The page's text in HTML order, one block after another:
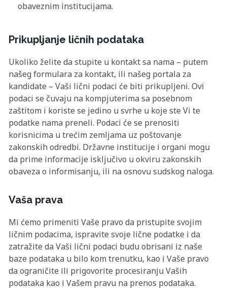
obaveznim institucijama.
Prikupljanje ličnih podataka
Ukoliko želite da stupite u kontakt sa nama – putem
našeg formulara za kontakt, ili našeg portala za
kandidate – Vaši lični podaci će biti prikupljeni. Ovi
podaci se čuvaju na kompjuterima sa posebnom
zaštitom i koriste se jedino u svrhe u koje ste Vi te
podatke nama preneli. Podaci će se prenositi
korisnicima u trećim zemljama uz poštovanje
zakonskih odredbi. Državne institucije i organi mogu
da prime informacije isključivo u okviru zakonskih
obaveza o informisanju, ili na osnovu sudskog naloga.
Vaša prava
Mi ćemo primeniti Vaše pravo da pristupite svojim
ličnim podacima, ispravite svoje lične podatke i da
zatražite da Vaši lični podaci budu obrisani iz naše
baze podataka u bilo kom trenutku, kao i Vaše pravo
da ograničite ili prigovorite procesiranju Vaših
podataka kao i Vašem pravu na prenos podataka.